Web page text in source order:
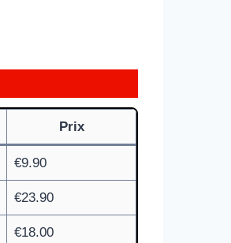
Prix
€9.90
€23.90
€18.00